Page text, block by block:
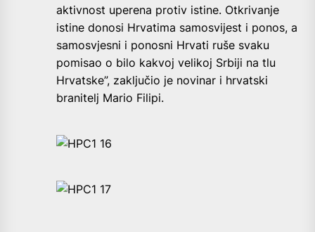
aktivnost uperena protiv istine. Otkrivanje
istine donosi Hrvatima samosvijest i ponos, a
samosvjesni i ponosni Hrvati ruše svaku
pomisao o bilo kakvoj velikoj Srbiji na tlu
Hrvatske”, zaključio je novinar i hrvatski
branitelj Mario Filipi.